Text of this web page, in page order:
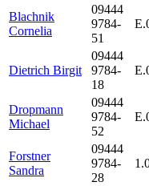
Blachnik
Cornelia
09444
9784-
51
Dietrich Birgit
09444
9784-
18
Dropmann
Michael
09444
9784-
52
Forstner
Sandra
09444
9784-
28